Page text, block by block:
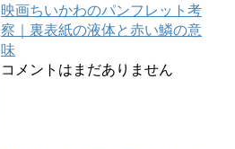
映画ちいかわのパンフレット考
察｜裏表紙の液体と赤い鱗の意
味
コメントはまだありません